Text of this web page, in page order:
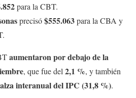
para la CBT.
precisó$555.063para la CBA y
aumentaron por debajo de la
, que fue del 2,1 %, y también
interanual del IPC (31,8 %).